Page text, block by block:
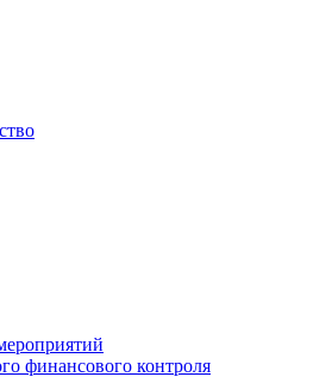
финансового контроля